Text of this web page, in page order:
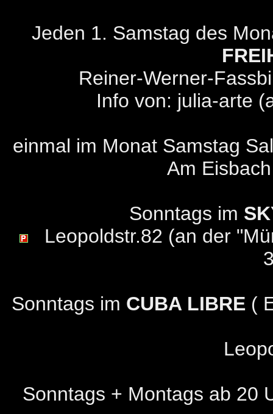
Jeden 1. Samstag des
Reiner-Werner-
Info von: julia-arte
einmal im Monat Samstag
Am
Sonntags im
Leopoldstr.82 (an der
Sonntags im CUBA LIBRE (
Sonntags + Montags ab 20